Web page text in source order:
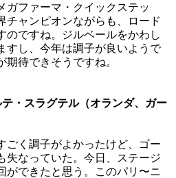
ガファーマ・クイックステッ
チャンピオンながらも、ロード
のですね。ジルベールをかわし
すし、今年は調子が良いようで
待できそうですね。
・スラグテル（オランダ、ガー
ごく調子がよかったけど、ゴー
失なっていた。今日、ステージ
ができたと思う。このパリ〜ニ